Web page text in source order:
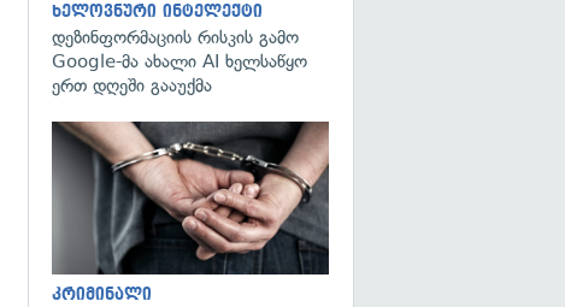
ხელოვნური ინტელექტი
დეზინფორმაციის რისკის გამო
Google-მა ახალი AI ხელსაწყო
ერთ დღეში გააუქმა
კრიმინალი